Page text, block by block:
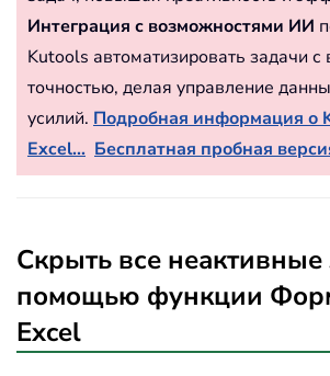
Интеграция с возможностями ИИ
Kutools автоматизировать задачи с
точностью, делая управление
усилий. Подробная информация о
Excel... Бесплатная пробная
Скрыть все неактивные
помощью функции
Excel